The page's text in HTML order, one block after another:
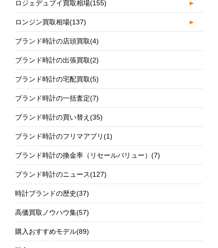
ロジェデュブイ買取相場(155) ►
ロンジン買取相場(137) ►
ブランド時計の店頭買取(4)
ブランド時計の出張買取(2)
ブランド時計の宅配買取(5)
ブランド時計の一括査定(7)
ブランド時計の買い替え(35)
ブランド時計のフリマアプリ(1)
ブランド時計の換金率（リセールバリュー）(7)
ブランド時計のニュース(127)
時計ブランドの歴史(37)
高価買取ノウハウ集(57)
購入おすすめモデル(89)